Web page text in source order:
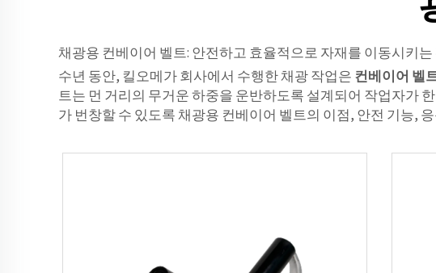
채광용 컨베이어 벨트: 안전하고 효율적으로 자재를 이동시키
수년 동안, 킬오메가 회사에서 수행한 채광 작업은 컨베이어 벨
트는 먼 거리의 무거운 하중을 운반하도록 설계되어 작업자가
가 번창할 수 있도록 채광용 컨베이어 벨트의 이점, 안전 기능,